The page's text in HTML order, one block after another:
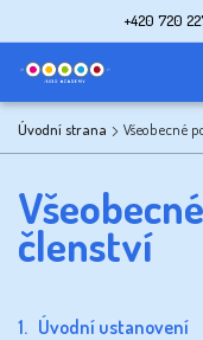
+420 720
Úvodní strana Všeobecné
členství
1. Úvodní ustanovení